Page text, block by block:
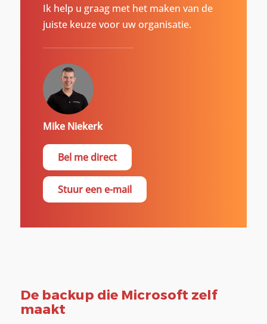
Ik help u graag met het maken van de
juiste keuze voor uw organisatie.
Mike Niekerk
Bel me direct
Stuur een e-mail
De backup die Microsoft zelf
maakt